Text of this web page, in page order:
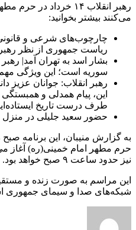
رهبر انقلاب ۱۴ خرداد
می‌کنند بیشتر بخوانید:
چارچوب‌های شرعی و قانونی
ریاست جمهوری از نظر
بشار اسد به تهران آمد|
سوریه است؛ این ویژگی مهم
رهبر انقلاب: جوانان عزیز
این، پیام همدلی و
طرف درست تاریخ
حضور سعید جلیلی در
به گزارش منیبان، این برنامه
حرم مطهر امام خمینی(ره) آغاز
نیز حدود ساعت ۹ صبح خواهد بود.
شبکه‌های صدا و سیمای جمهوری